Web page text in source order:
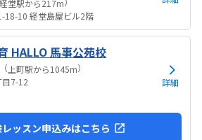
経堂駅から217m
18-10 経堂島屋ビル2階
HALLO 馬事公苑校
（ 上町駅から1045m）
7-12
詳細
ッスン申込みはこちら